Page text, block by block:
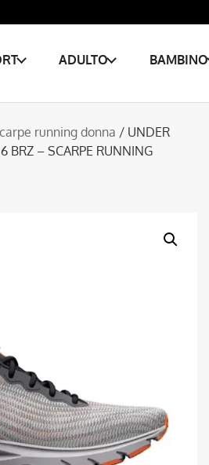
ADULTO BAMBINO
running donna / UNDER
BRZ – SCARPE RUNNING